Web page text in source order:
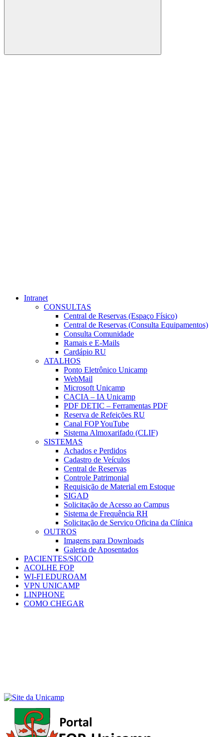
Buscar
Intranet
CONSULTAS
Central de Reservas (Espaço Físico)
Central de Reservas (Consulta Equipamentos)
Consulta Comunidade
Ramais e E-Mails
Cardápio RU
ATALHOS
Ponto Eletrônico Unicamp
WebMail
Microsoft Unicamp
CACIA – IA Unicamp
PDF DETIC – Ferramentas PDF
Reserva de Refeições RU
Canal FOP YouTube
Sistema Almoxarifado (CLIF)
SISTEMAS
Achados e Perdidos
Cadastro de Veículos
Central de Reservas
Controle Patrimonial
Requisição de Material em Estoque
SIGAD
Solicitação de Acesso ao Campus
Sistema de Frequência RH
Solicitação de Serviço Oficina da Clínica
OUTROS
Imagens para Downloads
Galeria de Aposentados
PACIENTES/SICOD
ACOLHE FOP
WI-FI EDUROAM
VPN UNICAMP
LINPHONE
COMO CHEGAR